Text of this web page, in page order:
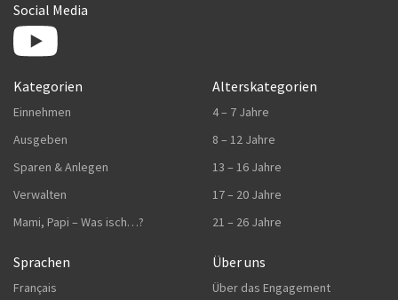
Social Media
Kategorien
Einnehmen
Ausgeben
Sparen & Anlegen
Verwalten
Mami, Papi – Was isch…?
Sprachen
Français
Alterskategorien
4 – 7 Jahre
8 – 12 Jahre
13 – 16 Jahre
17 – 20 Jahre
21 – 26 Jahre
Über uns
Über das Engagement